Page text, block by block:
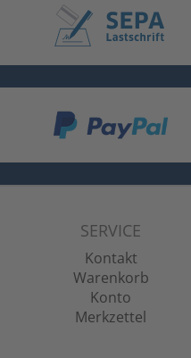
SERVICE
Kontakt
Warenkorb
Konto
Merkzettel